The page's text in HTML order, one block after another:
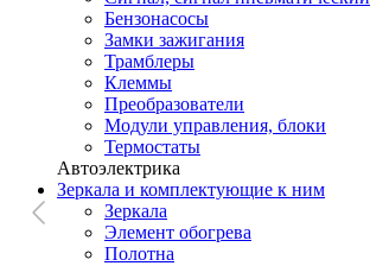
Бензонасосы
Замки зажигания
Трамблеры
Клеммы
Преобразователи
Модули управления, блоки
Термостаты
Автоэлектрика
Зеркала и комплектующие к ним
Зеркала
Элемент обогрева
Полотна